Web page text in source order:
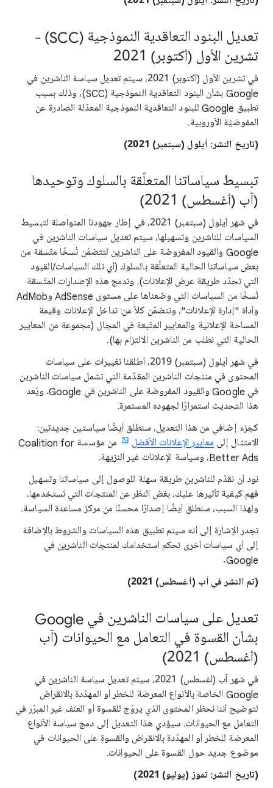
تعديل البنود التعاقدية النموذجية (SCC) -
تشرين الأول (أكتوبر) 2021
في تشرين الأول (أكتوبر) 2021، سيتم تعديل سياسة الناشرين في
Google بشأن البنود التعاقدية النموذجية (SCC)، وذلك بسبب
تطبيق Google للبنود التعاقدية النموذجية المعدّلة الصادرة عن
المفوضيّة الأوروبية.
(تاريخ النشر: أيلول (سبتمبر) 2021)
تبسيط سياساتنا المتعلّقة بالسلوك وتوحيدها
(آب (أغسطس) 2021)
في شهر أيلول (سبتمبر) 2021، في إطار جهودنا المتواصلة لتبسيط
السياسات للناشرين وتسهيلها، سيتم تعديل سياسات الناشرين في
Google والقيود المفروضة على الناشرين لتتضمّن نُسخًا متّسقة من
بعض سياساتنا الحالية المتعلّقة بالسلوك (أي تلك السياسات/القيود
التي تحدّد طريقة عرض الإعلانات). وتدمج هذه الإصدارات المتّسقة
نُسخًا من السياسات التي وضعناها على مستوى AdSense وAdMob
وأداة "إدارة الإعلانات"، وتتضمّن كلاً من: تداخل الإعلانات وقيمة
المساحة الإعلانية والمعايير المتّبعة في المجال (مجموعة من المعايير
الحالية التي نطلب من الناشرين الالتزام بها).
في شهر أيلول (سبتمبر) 2019، أطلقنا تغييرات على سياسات
المحتوى في منتجات الناشرين المقدّمة التي تشمل سياسات الناشرين
في Google والقيود المفروضة على الناشرين في Google. ويُعد
هذا التحديث استمرارًا لجهوده المستمرة.
كجزء إضافي من هذا التعديل، سنطلق أيضًا سياستين جديدتين:
الامتثال إلى معايير الإعلانات الأفضل
من مؤسسة Coalition for
Better Ads، وسياسة الإعلانات غير النزيهة.
نود أن نقدّم للناشرين طريقة سهلة للوصول إلى سياساتنا وتسهيل
فهم كيفية تأثيرها عليك، بغض النظر عن المنتجات التي تستخدمها،
ولهذا السبب، سنطلق أيضًا إصدارًا محسنًا من مركز مساعدة السياسة.
تجدر الإشارة إلى أنه سيتم تطبيق هذه السياسات والشروط بالإضافة
إلى أي سياسات أخرى تحكم استخدامك لمنتجات الناشرين في
Google.
(تم النشر في آب (أغسطس) 2021)
تعديل على سياسات الناشرين في Google
بشأن القسوة في التعامل مع الحيوانات (آب
(أغسطس) 2021)
في شهر آب (أغسطس) 2021، سيتم تعديل سياسة الناشرين في
Google الخاصة بالأنواع المعرضة للخطر أو المهدّدة بالانقراض
لتوضيح أننا نحظر المحتوى الذي يروّج للقسوة أو العنف غير المبرّر في
التعامل مع الحيوانات. سيؤدي هذا التعديل إلى دمج سياسة الأنواع
المعرضة للخطر أو المهدّدة بالانقراض والقسوة على الحيوانات في
موضوع جديد حول القسوة على الحيوانات.
(تاريخ النشر: تموز (يوليو) 2021)